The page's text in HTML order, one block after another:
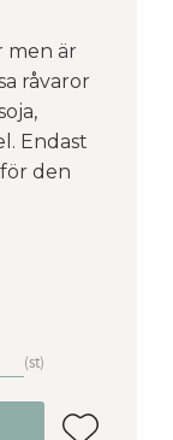
men är
råvaror
Endast
den
st
Lägg till i